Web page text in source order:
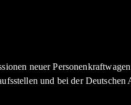
neuer
und bei der